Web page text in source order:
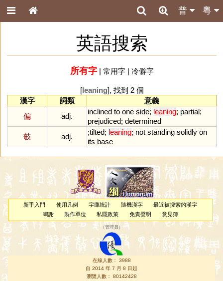
粵
普
英語搜索
所有字| 常用字| 冷僻字
[leaning], 找到 2 個
漢字
詞類
意義
偏
adj.
inclined to one side; leaning; partial;
prejudiced; determined
攲
adj.
;tilted; leaning; not standing solidly on
its base
新手入門 使用凡例 字庫統計 隨機漢字
最近被搜索的漢字
鳴謝
製作單位 私隱政策 免責聲明 意見簿
（管理員 ）
在線人數： 3988
自 2014 年 7 月 8 日起
瀏覽人數： 80142428